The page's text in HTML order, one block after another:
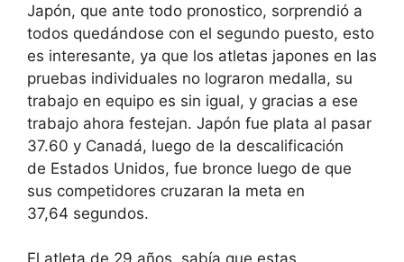
Japón, que ante todo pronostico, sorprendió a
todos quedándose con el segundo puesto, esto
es interesante, ya que los atletas japones en las
pruebas individuales no lograron medalla, su
trabajo en equipo es sin igual, y gracias a ese
trabajo ahora festejan. Japón fue plata al pasar
37.60 y Canadá, luego de la descalificación
de Estados Unidos, fue bronce luego de que
sus competidores cruzaran la meta en
37,64 segundos.
El atleta de 29 años, sabía que estas